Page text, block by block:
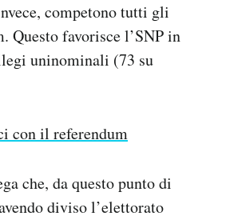
competono tutti gli
favorisce l’SNP in
uninominali (73 su
con il referendum
che, da questo punto di
diviso l’elettorato